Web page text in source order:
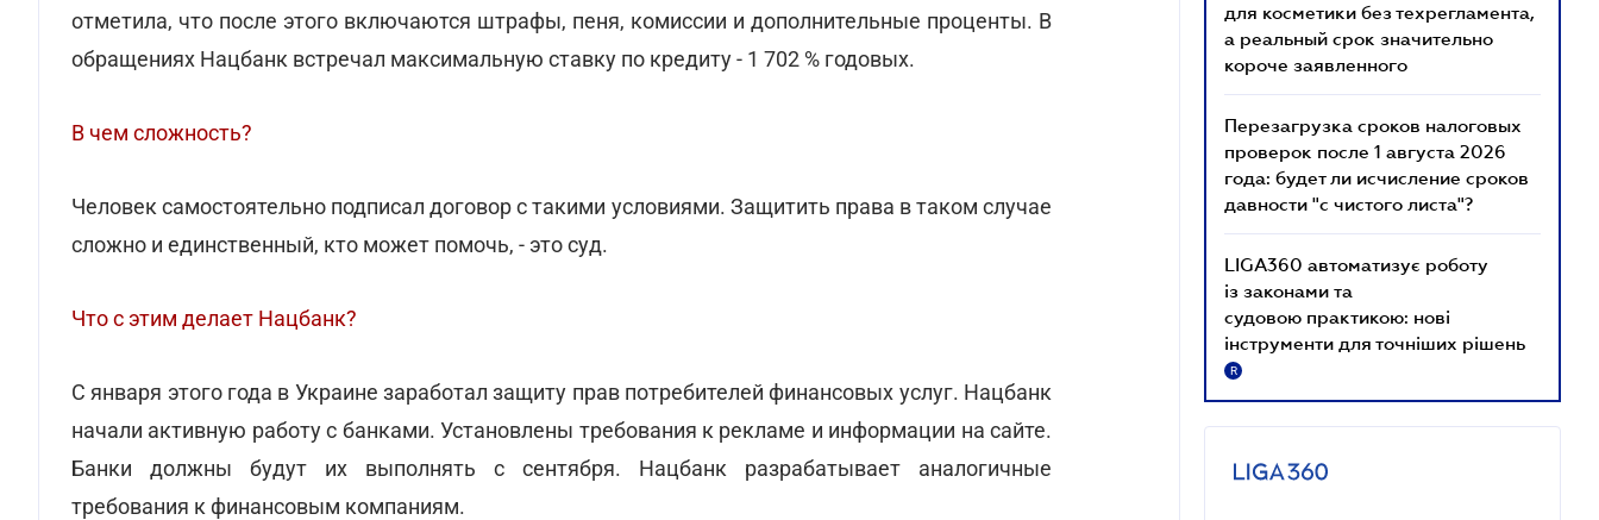
отметила, что после этого включаются штрафы, пеня, комиссии и дополнительные проценты. В
обращениях Нацбанк встречал максимальную ставку по кредиту - 1 702 % годовых.
В чем сложность?
Человек самостоятельно подписал договор с такими условиями. Защитить права в таком случае
сложно и единственный, кто может помочь, - это суд.
Что с этим делает Нацбанк?
С января этого года в Украине заработал защиту прав потребителей финансовых услуг. Нацбанк
начали активную работу с банками. Установлены требования к рекламе и информации на сайте.
Банки должны будут их выполнять с сентября. Нацбанк разрабатывает аналогичные
требования к финансовым компаниям.
для косметики без техрегламента,
а реальный срок значительно
короче заявленного
Перезагрузка сроков налоговых
проверок после 1 августа 2026
года: будет ли исчисление сроков
давности "с чистого листа"?
LIGA360 автоматизує роботу
із законами та
судовою практикою: нові
інструменти для точніших рішень
R